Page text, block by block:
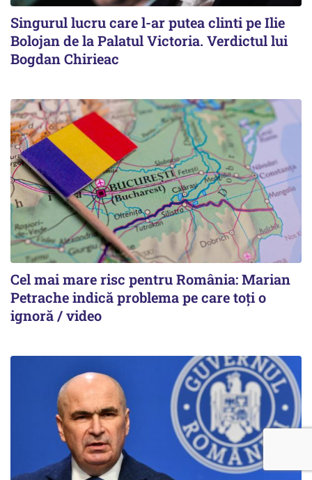
Singurul lucru care l-ar putea clinti pe Ilie
Bolojan de la Palatul Victoria. Verdictul lui
Bogdan Chirieac
Cel mai mare risc pentru România: Marian
Petrache indică problema pe care toți o
ignoră / video